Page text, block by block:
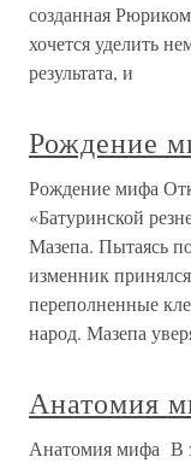
созданная
хочется уделить
результата, и
Рождение
Рождение мифа
«Батуринской
Мазепа. Пытаясь
изменник
переполненные
народ. Мазепа
Анатомия
Анатомия мифа В